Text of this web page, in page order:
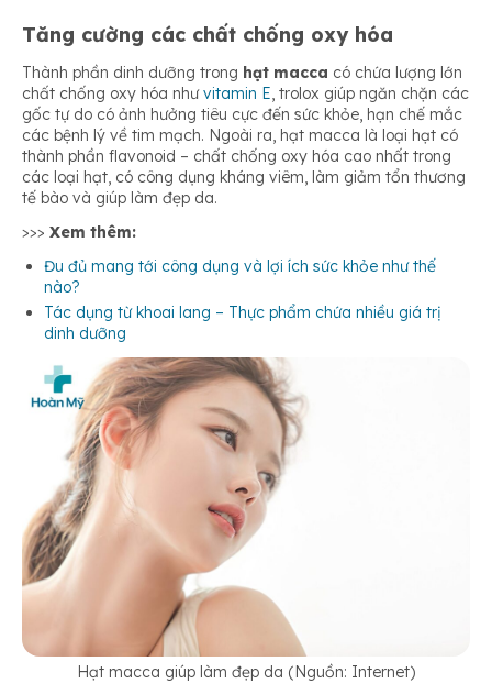
Tăng cường các chất chống oxy hóa
Thành phần dinh dưỡng trong hạt macca có chứa lượng lớn
chất chống oxy hóa nhưvitamin E, trolox giúp ngăn chặn các
gốc tự do có ảnh hưởng tiêu cực đến sức khỏe, hạn chế mắc
các bệnh lý về tim mạch. Ngoài ra, hạt macca là loại hạt có
thành phần flavonoid – chất chống oxy hóa cao nhất trong
các loại hạt, có công dụng kháng viêm, làm giảm tổn thương
tế bào và giúp làm đẹp da.
>>> Xem thêm:
Đu đủ mang tới công dụng và lợi ích sức khỏe như thế
nào?
Tác dụng từ khoai lang – Thực phẩm chứa nhiều giá trị
dinh dưỡng
Hạt macca giúp làm đẹp da (Nguồn: Internet)